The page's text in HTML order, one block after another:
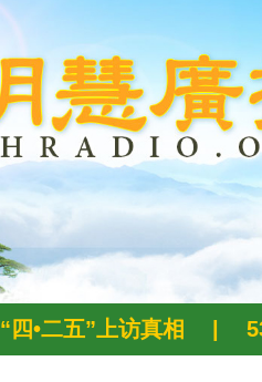
“四•二五”上访真相